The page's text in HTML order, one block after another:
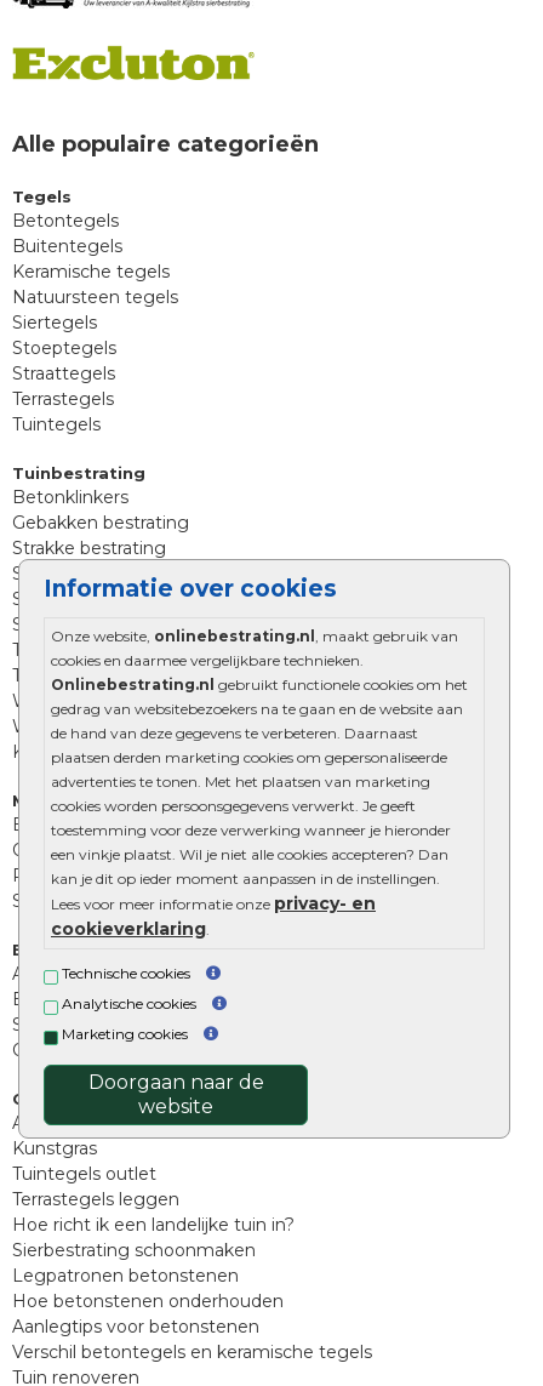
Informatie over cookies
Onze website, onlinebestrating.nl
, maakt gebruik van
cookies en daarmee vergelijkbare technieken.
Onlinebestrating.nl gebruikt functionele cookies om het
gedrag van websitebezoekers na te gaan en de website aan
de hand van deze gegevens te verbeteren. Daarnaast
plaatsen derden marketing cookies om gepersonaliseerde
advertenties te tonen. Met het plaatsen van marketing
cookies worden persoonsgegevens verwerkt. Je geeft
toestemming voor deze verwerking wanneer je hieronder
een vinkje plaatst. Wil je niet alle cookies accepteren? Dan
kan je dit op ieder moment aanpassen in de instellingen.
Lees voor meer informatie onze privacy- en
cookieverklaring
Technische cookies
Analytische cookies
Marketing cookies
Doorgaan naar de
website
Alle populaire categorieën
Tegels
Betontegels
Buitentegels
Keramische tegels
Natuursteen tegels
Siertegels
Stoeptegels
Straattegels
Terrastegels
Tuintegels
Tuinbestrating
Betonklinkers
Gebakken bestrating
Strakke bestrating
Sierbestrating
Straatklinkers
Straatstenen
Trommelstenen
Tuinstenen
Waalformaat
Wildverband bestrating
Kingstones
Muurelementen
Betonbielzen
Opsluitbanden
Palissades
Stapelblokken
Extra benodigdheden
Afwatering en diversen
Beplantings en betonelementen
Split, grind en zand
Oprit tegels
Overig
Aanbiedingen
Kunstgras
Tuintegels outlet
Terrastegels leggen
Hoe richt ik een landelijke tuin in?
Sierbestrating schoonmaken
Legpatronen betonstenen
Hoe betonstenen onderhouden
Aanlegtips voor betonstenen
Verschil betontegels en keramische tegels
Tuin renoveren